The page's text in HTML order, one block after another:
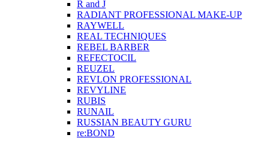
R and J
RADIANT PROFESSIONAL MAKE-UP
RAYWELL
REAL TECHNIQUES
REBEL BARBER
REFECTOCIL
REUZEL
REVLON PROFESSIONAL
REVYLINE
RUBIS
RUNAIL
RUSSIAN BEAUTY GURU
re:BOND